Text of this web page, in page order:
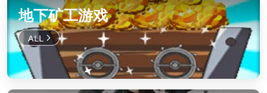
地下矿工游戏